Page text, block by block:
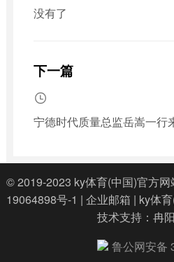
没有了
下一篇

宁德时代质量总监岳嵩一行
© 2019-2023 ky体育(中国)官方网
19064898号-1 | 企业邮箱 | ky体
技术支持：冉
鲁公网安备